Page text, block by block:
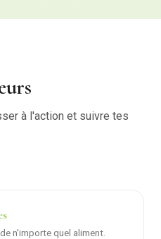
à l'action et suivre tes
n'importe quel aliment.